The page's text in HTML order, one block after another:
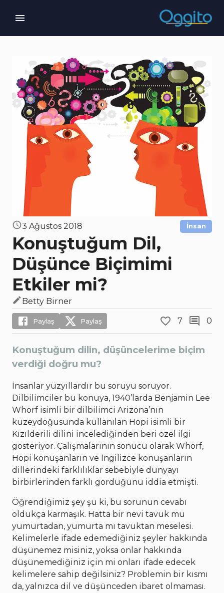
3 Ağustos 2018 İnsan
Konuştuğum Dil,
Düşünce Biçimimi
Etkiler mi?
Betty Birner
Paylaş Paylaş 7 0
Konuştuğum dilin, düşüncelerime biçim
verdiği doğru mu?
İnsanlar yüzyıllardır bu soruyu soruyor.
Dilbilimciler bu konuya, 1940’larda Benjamin Lee
Whorf isimli bir dilbilimci Arizona’nın
kuzeydoğusunda kullanılan Hopi isimli bir
Kızılderili dilini incelediğinden beri özel ilgi
gösteriyor. Çalışmalarının sonucu olarak Whorf,
Hopi konuşanların ve İngilizce konuşanların
dillerindeki farklılıklar sebebiyle dünyayı
birbirlerinden farklı gördüğünü iddia etmişti.
Öğrendiğimiz şey şu ki, bu sorunun cevabı
oldukça karmaşık. Hatta bir nevi tavuk mu
yumurtadan, yumurta mı tavuktan meselesi.
Kelimelerle ifade edemediğiniz şeyler hakkında
düşünemez misiniz, yoksa onlar hakkında
düşünemediğiniz için mi onları ifade edecek
kelimelere sahip değilsiniz? Problemin bir kısmı
da, yalnızca dil ve düşünceden ibaret olmaması.